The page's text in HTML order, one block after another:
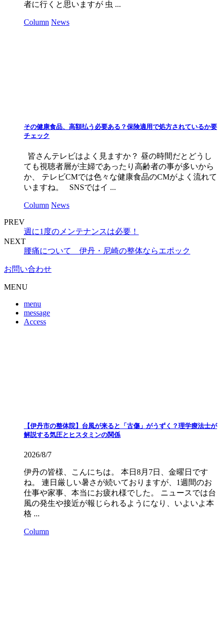
者に行くと思いますが 虫 ...
Column News
その健康食品、高額払う必要ある？保険適用で処方されているか要
チェック
皆さんテレビはよく見ますか？ 昼の時間だとどうし
ても視聴者層が主婦であったり高齢者の事が多いから
か、 テレビCMでは色々な健康食品のCMがよく流れて
いますね。 SNSではイ ...
Column News
PREV
週に1度のメンテナンスは必要！
NEXT
腰痛について 伊丹・尼崎の整体ならエポック
お問い合わせ
MENU
menu
message
Access
【伊丹市の整体院】台風が来ると「古傷」がうずく？理学療法士が
解説する気圧とヒスタミンの関係
2026/8/7
伊丹の皆様、こんにちは。 本日8月7日、金曜日です
ね。 連日厳しい暑さが続いておりますが、1週間のお
仕事や家事、本当にお疲れ様でした。 ニュースでは台
風の発生や接近が報じられるようになり、いよいよ本
格 ...
Column